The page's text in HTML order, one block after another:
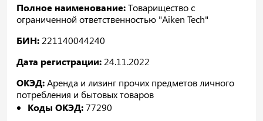
Полное наименование:Товарищество с
ограниченной ответственностью "Aiken Tech"
БИН: 221140044240
Дата регистрации: 24.11.2022
ОКЭД:Аренда и лизинг прочих предметов личного
потребления и бытовых товаров
Коды ОКЭД:77290